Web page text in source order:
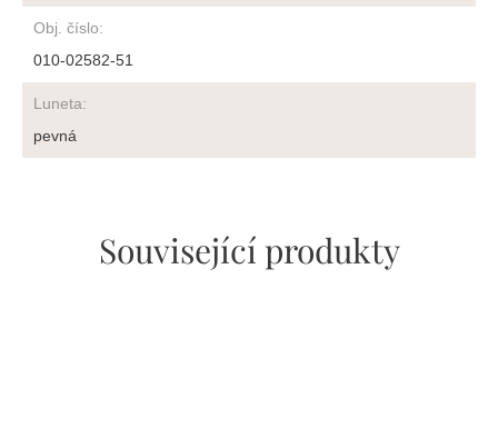
Související produkty
Obj. číslo:
010-02582-51
Luneta:
pevná